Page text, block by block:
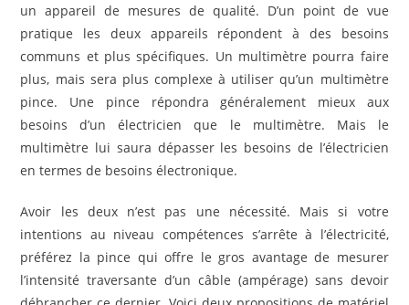
un appareil de mesures de qualité. D’un point de vue
pratique les deux appareils répondent à des besoins
communs et plus spécifiques. Un multimètre pourra faire
plus, mais sera plus complexe à utiliser qu’un multimètre
pince. Une pince répondra généralement mieux aux
besoins d’un électricien que le multimètre. Mais le
multimètre lui saura dépasser les besoins de l’électricien
en termes de besoins électronique.
Avoir les deux n’est pas une nécessité. Mais si votre
intentions au niveau compétences s’arrête à l’électricité,
préférez la pince qui offre le gros avantage de mesurer
l’intensité traversante d’un câble (ampérage) sans devoir